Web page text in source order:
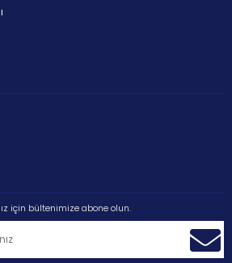
için bültenimize abone olun.